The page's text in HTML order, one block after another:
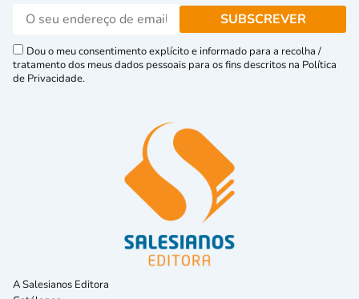
Dou o meu consentimento explícito e informado para a recolha /
tratamento dos meus dados pessoais para os fins descritos na Política
de Privacidade.
A Salesianos Editora